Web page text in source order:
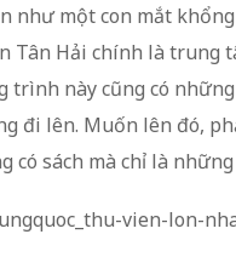
như một con mắt
Tân Hải chính là
trình này cũng có
đi lên. Muốn lên đó,
có sách mà chỉ là